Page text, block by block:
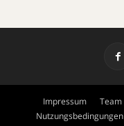
Impressum Team
Nutzungsbedingungen